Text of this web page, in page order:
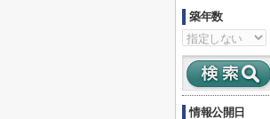
築年数
情報公開日